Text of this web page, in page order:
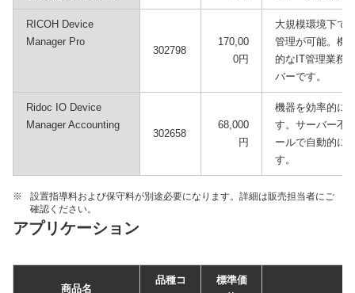
RICOH Device
Manager Pro
302798
170,00
0円
大規模環境下で
管理が可能。機
的なIT管理業務
バーです。
Ridoc IO Device
Manager Accounting
302658
68,000
円
機器を効率的に
す。サーバー不
ールで自動的に
す。
※
設置指導料および保守料が別途必要になります。詳細は販売担当者にご
確認ください。
アプリケーション
商品名
品種コ
標準価